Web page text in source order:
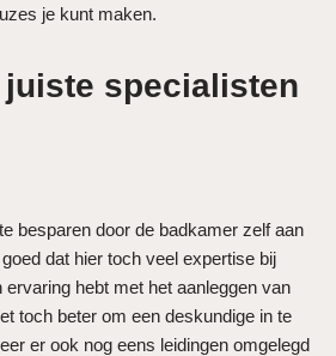
je kunt maken.
specialisten
besparen door de badkamer zelf aan
dat hier toch veel expertise bij
hebt met het aanleggen van
toch beter om een deskundige in te
er ook nog eens leidingen omgelegd